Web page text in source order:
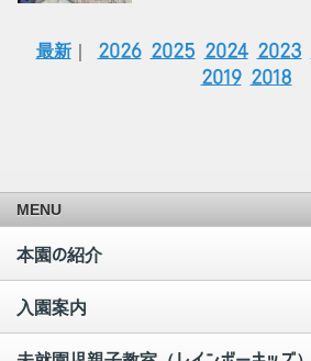
最新｜ 2026 2025 2024 2023
2019 2018
MENU
本園の紹介
入園案内